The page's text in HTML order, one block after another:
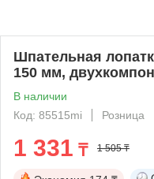
Шпательная
150 мм,
В наличии
Код: 85515mi
Розница
1 331 ₸ 1 505 ₸